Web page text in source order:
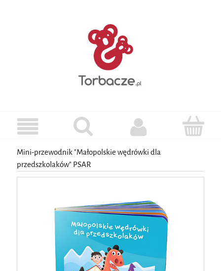
Mini-przewodnik "Małopolskie wędrówki dla
przedszkolaków" PSAR